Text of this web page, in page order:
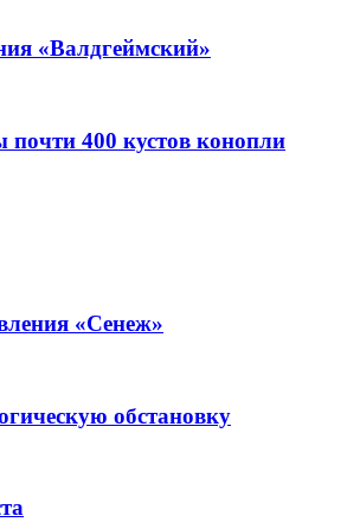
«Валдгеймский»
400 кустов конопли
«Сенеж»
обстановку